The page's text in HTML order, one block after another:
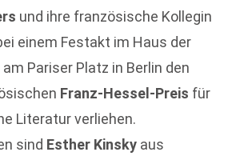
und ihre französische Kollegin
einem Festakt im Haus der
Pariser Platz in Berlin den
Franz-Hessel-Preis für
Literatur verliehen.
sind Esther Kinsky aus